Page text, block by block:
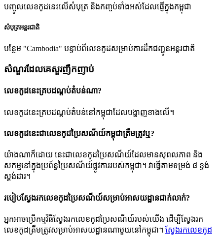
បញ្ចូលលេខកូដនេះលើសំបុត្រ និងកញ្ចប់ទាំងអស់ដែលផ្ញើក្នុងកម្ពុជា
សំបុត្រអន្តរជាតិ
បន្ថែម "Cambodia" បន្ទាប់ពីលេខកូដសម្រាប់ការដឹកជញ្ជូនអន្តរជាតិ
សំណួរដែលគេសួរញឹកញាប់
លេខកូដនេះគ្របដណ្តប់តំបន់ណា?
លេខកូដនេះគ្របដណ្តប់តំបន់នៅកម្ពុជាដែលបង្ហាញខាងលើ។
លេខកូដនេះជាលេខកូដប្រៃសណីយ៍កម្ពុជាត្រឹមត្រូវឬ?
យ៉ាងណាក៏ដោយ នេះជាលេខកូដប្រៃសណីយ៍ដែលមានសុពលភាព និង
សកម្មនៅក្នុងប្រព័ន្ធប្រៃសណីយ៍ផ្លូវការរបស់កម្ពុជា។ វាធ្វើតាមទម្រង់ ៨ ខ្ទង់
ស្តង់ដារ។
របៀបស្វែងរកលេខកូដប្រៃសណីយ៍សម្រាប់អាសយដ្ឋានជាក់លាក់?
អ្នកអាចប្រើកម្មវិធីស្វែងរកលេខកូដប្រៃសណីយ៍របស់យើង ដើម្បីស្វែងរក
លេខកូដត្រឹមត្រូវសម្រាប់អាសយដ្ឋានណាមួយនៅកម្ពុជា។ ស្វែងរកលេខកូដ